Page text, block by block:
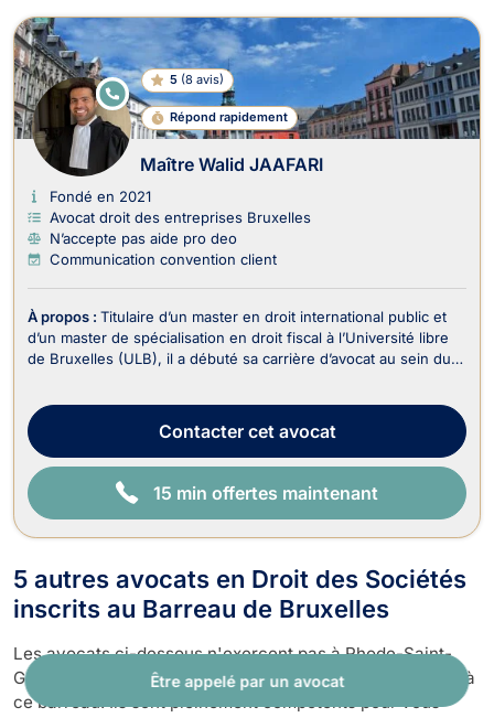
Être appelé par un avocat
5 (8 avis)
Répond rapidement
E
N
LI
G
N
E
Maître Walid JAAFARI
Fondé en 2021
Avocat droit des entreprises Bruxelles
N’accepte pas aide pro deo
Communication convention client
À propos : Titulaire d’un master en droit international public et
d’un master de spécialisation en droit fiscal à l’Université libre
de Bruxelles (ULB), il a débuté sa carrière d’avocat au sein du
Afschrift, avocate ...Contactercet avocat
15 min offertes maintenant
5 autres avocats en Droit des Sociétés
inscrits au Barreau de Bruxelles
Les avocats ci-dessous n'exercent pas à Rhode-Saint-
Genèse même, mais dans une autre commune rattachée à
ce barreau. Ils sont pleinement compétents pour vous